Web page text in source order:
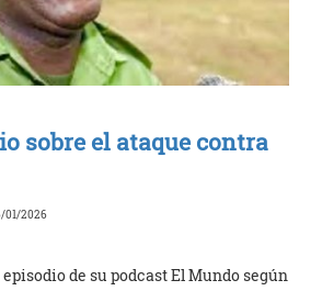
sobre el ataque contra
01/2026
de su podcast El Mundo según